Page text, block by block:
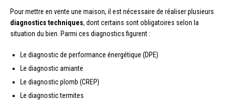
Pour mettre en vente une maison, il est nécessaire de réaliser plusieurs
diagnostics techniques, dont certains sont obligatoires selon la
situation du bien. Parmi ces diagnostics figurent :
Le diagnostic de performance énergétique (DPE)
Le diagnostic amiante
Le diagnostic plomb (CREP)
Le diagnostic termites